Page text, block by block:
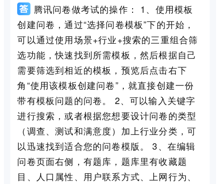
腾讯问卷做考试的操作： 1、使用模板
创建问卷，通过“选择问卷模板”下的开始，
可以通过使用场景+行业+搜索的三重组合筛
选功能，快速找到所需模板，然后根据自己
需要筛选到相近的模板，预览后点击右下
角“使用该模板创建问卷”，就直接创建一份
带有模板问题的问卷。 2、可以输入关键字
进行搜索，或者根据您想要设计问卷的类型
（调查、测试和满意度）加上行业分类，可
以迅速找到适合您的问卷模版。 3、在编辑
问卷页面右侧，有题库，题库里有收藏题
目、人口属性、用户联系方式、上网行为、